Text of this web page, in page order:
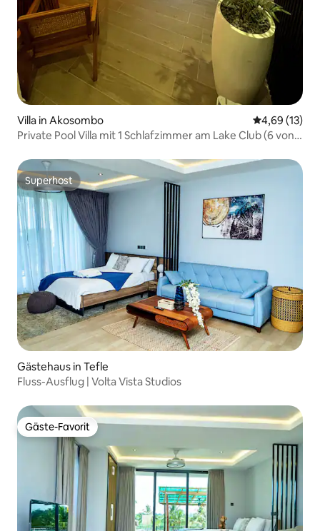
Villa in Akosombo
4,69 (13)
Private Pool Villa mit 1 Schlafzimmer am Lake Club (6 von
Superhost
Superhost
Gästehaus in Tefle
Fluss-Ausflug | Volta Vista Studios
Gäste-Favorit
Gäste-Favorit